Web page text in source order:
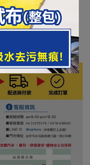
分 (展開尺寸/不含
纖維